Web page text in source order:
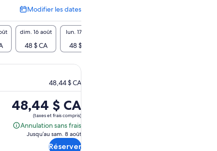
Modifier les dates
Modifier
les
dates
dim. 16 août
48 $ CA
lun. 17 août
48 $ CA
48,44 $ CA
Le
prix
est
de 48,44 $ CA.
48,44 $ CA
(taxes et frais compris)
Annulation sans frais
Annulation
Jusqu’au sam. 8 août
Réserver